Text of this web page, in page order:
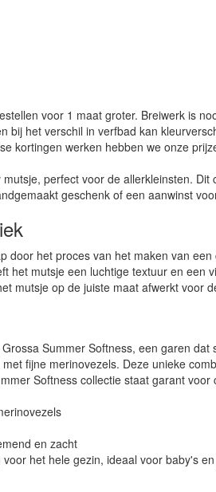
voor 1 maat groter. Breiwerk is
bij het verschil in verfbad kan
kortingen werken hebben we onze
perfect voor de allerkleinsten.
geschenk of een aanwinst
door het proces van het maken van
het mutsje een luchtige textuur en
mutsje op de juiste maat afwerkt voor
Summer Softness, een garen
fijne merinovezels. Deze unieke
Softness collectie staat garant
en zacht
het hele gezin, ideaal voor baby's